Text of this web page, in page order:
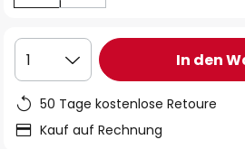
1 In den
50 Tage kostenlose Retoure
Kauf auf Rechnung